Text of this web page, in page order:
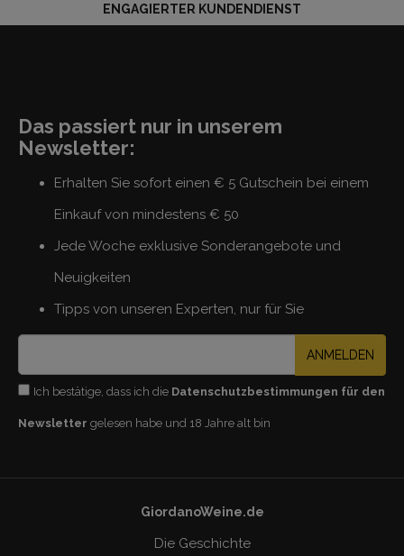
ENGAGIERTER KUNDENDIENST
Das passiert nur in unserem
Newsletter:
Erhalten Sie sofort einen € 5 Gutschein bei einem
Einkauf von mindestens € 50
Jede Woche exklusive Sonderangebote und
Neuigkeiten
Tipps von unseren Experten, nur für Sie
ANMELDEN
Ich bestätige, dass ich die Datenschutzbestimmungen für den
Newsletter gelesen habe und 18 Jahre alt bin
GiordanoWeine.de
Die Geschichte